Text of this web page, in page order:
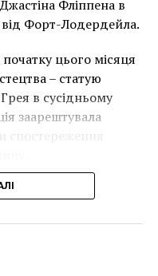
з
це
Бенксі
Фліппена в
від Форт-Лодердейла.
цього місяця
– статую
в сусідньому
заарештувала